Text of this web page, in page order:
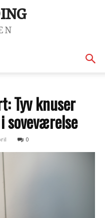
Tyv knuser
soveværelse
0